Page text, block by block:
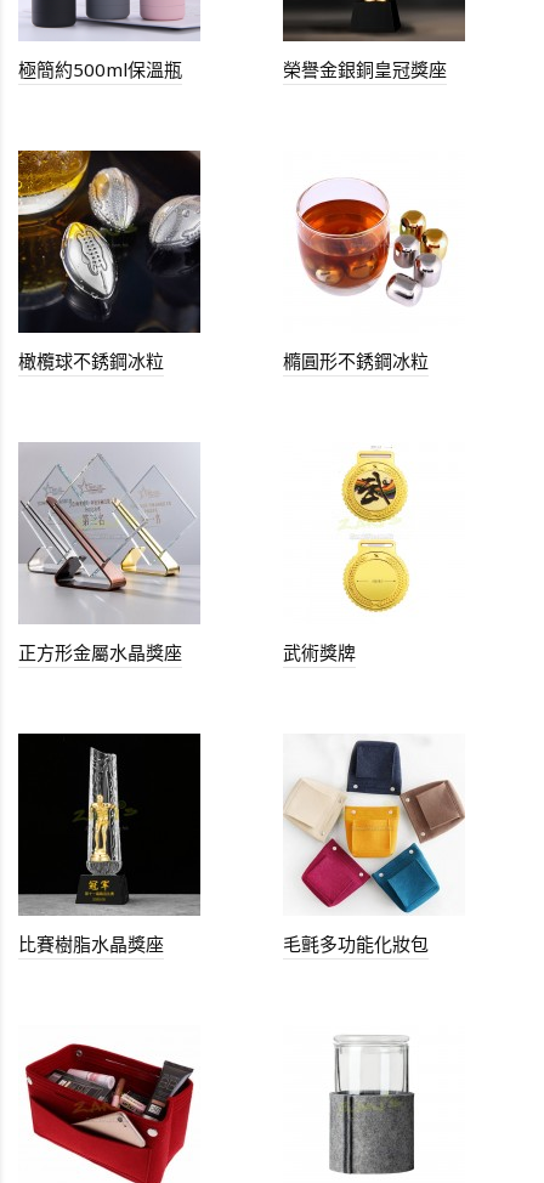
極簡約500ml保溫瓶 榮譽金銀銅皇冠獎座
橄欖球不銹鋼冰粒 橢圓形不銹鋼冰粒
正方形金屬水晶獎座 武術獎牌
比賽樹脂水晶獎座 毛氈多功能化妝包